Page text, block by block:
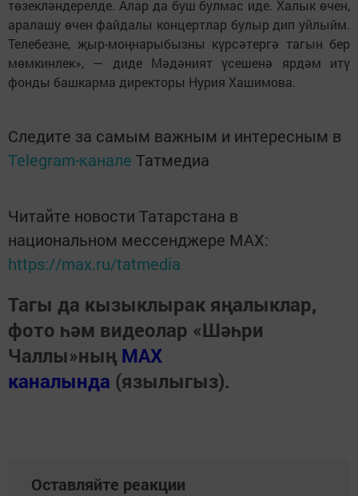
төзекләндерелде. Алар да буш булмас иде. Халык өчен,
аралашу өчен файдалы концертлар булыр дип уйлыйм.
Телебезне, җыр-моңнарыбызны күрсәтергә тагын бер
мөмкинлек», — диде Мәдәният үсешенә ярдәм итү
фонды башкарма директоры Нурия Хашимова.
Следите за самым важным и интересным в
Telegram-канале Татмедиа
Читайте новости Татарстана в
национальном мессенджере MАХ:
https://max.ru/tatmedia
Тагы да кызыклырак яңалыклар,
фото һәм видеолар «Шәһри
Чаллы»ның MAX
каналында (язылыгыз).
Оставляйте реакции